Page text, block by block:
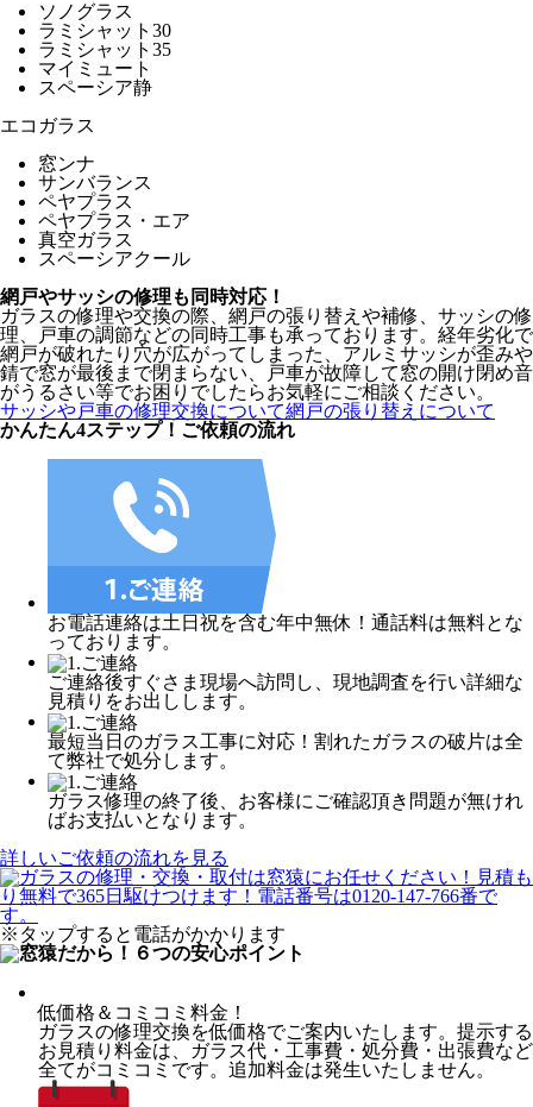
ソノグラス
ラミシャット30
ラミシャット35
マイミュート
スペーシア静
エコガラス
窓ンナ
サンバランス
ペヤプラス
ペヤプラス・エア
真空ガラス
スペーシアクール
網戸やサッシの修理も同時対応！
ガラスの修理や交換の際、網戸の張り替えや補修、サッシの修
理、戸車の調節などの同時工事も承っております。経年劣化で
網戸が破れたり穴が広がってしまった、アルミサッシが歪みや
錆で窓が最後まで閉まらない、戸車が故障して窓の開け閉め音
がうるさい等でお困りでしたらお気軽にご相談ください。
サッシや戸車の修理交換について網戸の張り替えについて
かんたん4ステップ！ ご依頼の流れ
お電話連絡は土日祝を含む年中無休！通話料は無料とな
っております。
ご連絡後すぐさま現場へ訪問し、現地調査を行い詳細な
見積りをお出しします。
最短当日のガラス工事に対応！割れたガラスの破片は全
て弊社で処分します。
ガラス修理の終了後、お客様にご確認頂き問題が無けれ
ばお支払いとなります。
詳しいご依頼の流れを見る
※タップすると電話がかかります
低価格＆コミコミ料金！
ガラスの修理交換を低価格でご案内いたします。提示する
お見積り料金は、ガラス代・工事費・処分費・出張費など
全てがコミコミです。追加料金は発生いたしません。